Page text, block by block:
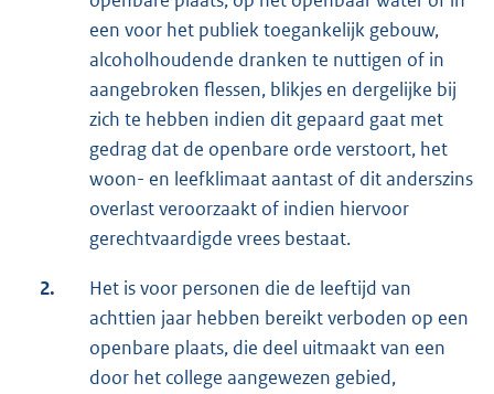
een voor het publiek toegankelijk gebouw,
alcoholhoudende dranken te nuttigen of in
aangebroken flessen, blikjes en dergelijke bij
zich te hebben indien dit gepaard gaat met
gedrag dat de openbare orde verstoort, het
woon- en leefklimaat aantast of dit anderszins
overlast veroorzaakt of indien hiervoor
gerechtvaardigde vrees bestaat.
2.
Het is voor personen die de leeftijd van
achttien jaar hebben bereikt verboden op een
openbare plaats, die deel uitmaakt van een
door het college aangewezen gebied,